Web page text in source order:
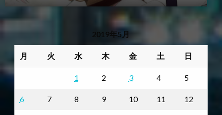
2019年5月
月 火 水 木 金 土 日
1 2 3 4 5
6 7 8 9 10 11 12